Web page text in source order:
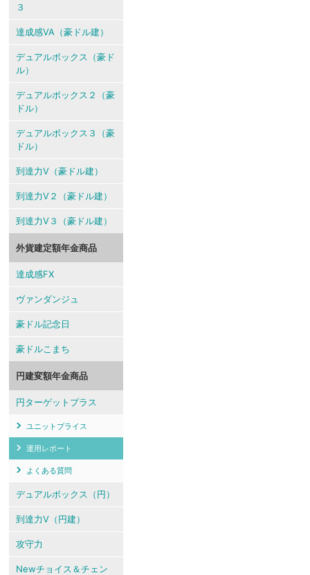
３
達成感VA（豪ドル建）
デュアルボックス（豪ド
ル）
デュアルボックス２（豪
ドル）
デュアルボックス３（豪
ドル）
到達力V（豪ドル建）
到達力V２（豪ドル建）
到達力V３（豪ドル建）
外貨建定額年金商品
達成感FX
ヴァンダンジュ
豪ドル記念日
豪ドルこまち
円建変額年金商品
円ターゲットプラス
ユニットプライス
運用レポート
よくある質問
デュアルボックス（円）
到達力V（円建）
攻守力
Newチョイス＆チェン